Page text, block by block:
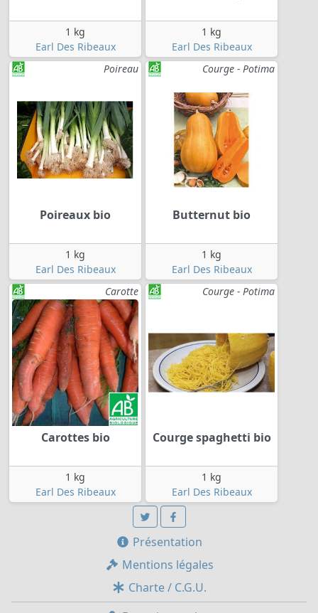
1 kg
Earl Des Ribeaux
1 kg
Earl Des Ribeaux
Poireau
Poireaux bio
1 kg
Earl Des Ribeaux
Courge - Potima
Butternut bio
1 kg
Earl Des Ribeaux
Carotte
Carottes bio
1 kg
Earl Des Ribeaux
Courge - Potima
Courge spaghetti bio
1 kg
Earl Des Ribeaux
Présentation
Mentions légales
Charte / C.G.U.